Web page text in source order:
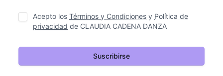
Acepto los Términos y Condiciones y Política de
privacidad de CLAUDIA CADENA DANZA
Suscribirse